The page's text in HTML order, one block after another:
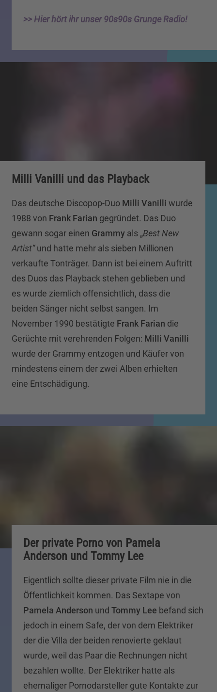
>> Hier hört ihr unser 90s90s Grunge Radio!
Milli Vanilli und das Playback
Das deutsche Discopop-Duo Milli Vanilli wurde
1988 von Frank Farian gegründet. Das Duo
gewann sogar einen Grammy als „Best New
Artist“und hatte mehr als sieben Millionen
verkaufte Tonträger. Dann ist bei einem Auftritt
des Duos das Playback stehen geblieben und
es wurde ziemlich offensichtlich, dass die
beiden Sänger nicht selbst sangen. Im
November 1990 bestätigte Frank Farian die
Gerüchte mit verehrenden Folgen: Milli Vanilli
wurde der Grammy entzogen und Käufer von
mindestens einem der zwei Alben erhielten
eine Entschädigung.
Der private Porno von Pamela
Anderson und Tommy Lee
Eigentlich sollte dieser private Film nie in die
Öffentlichkeit kommen. Das Sextape von
Pamela Anderson und Tommy Lee befand sich
jedoch in einem Safe, der von dem Elektriker
der die Villa der beiden renovierte geklaut
wurde, weil das Paar die Rechnungen nicht
bezahlen wollte. Der Elektriker hatte als
ehemaliger Pornodarsteller gute Kontakte zur